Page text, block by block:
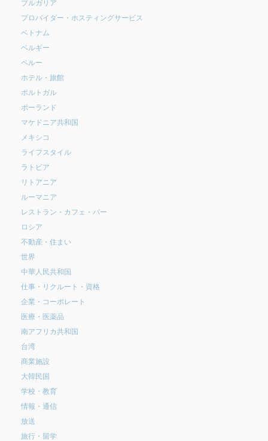
ブルガリア
プロバイダー・ホスティングサービス
ベトナム
ベルギー
ペルー
ホテル・旅館
ポルトガル
ポーランド
マケドニア共和国
メキシコ
ライフスタイル
ラトビア
リトアニア
ルーマニア
レストラン・カフェ・バー
ロシア
不動産・住まい
世界
中華人民共和国
仕事・リクルート・資格
企業・コーポレート
医療・医薬品
南アフリカ共和国
台湾
商業施設
大韓民国
学校・教育
情報・通信
放送
旅行・留学